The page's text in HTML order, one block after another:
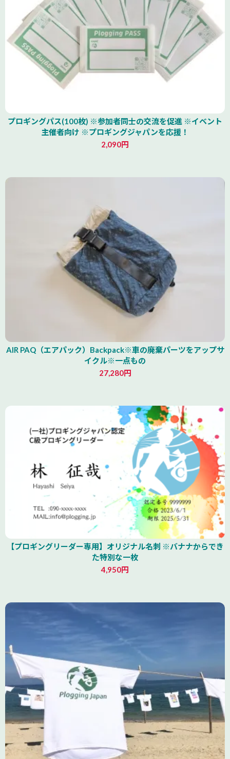
プロギングパス(100枚) ※参加者同士の交流を促進 ※イベント
主催者向け ※プロギングジャパンを応援！
2,090円
AIR PAQ（エアパック）Backpack※車の廃棄パーツをアップサ
イクル※一点もの
27,280円
【プロギングリーダー専用】オリジナル名刺 ※バナナからでき
た特別な一枚
4,950円